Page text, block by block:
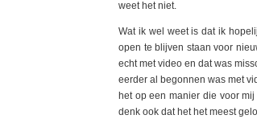
weet het niet.
Wat ik wel weet is dat ik
open te blijven staan voor
echt met video en dat was
eerder al begonnen was met
het op een manier die voor
denk ook dat het het meest